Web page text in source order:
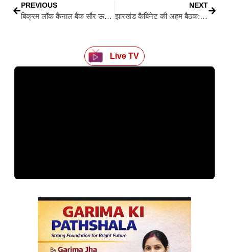
PREVIOUS
बिक्रम लॉक कैनाल बैंक सौर ऊर्जा परियोजना का उद्घाटन, CM नीतीश कुमार ने किया निरीक्षण
NEXT
झारखंड कैबिनेट की अहम बैठक: पाकुड़-बरहड़वा मार्ग समेत लिये गए 12 बड़े फैसले
Live TV